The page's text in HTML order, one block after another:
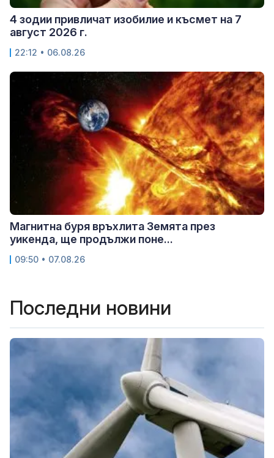
4 зодии привличат изобилие и късмет на 7
август 2026 г.
22:12 • 06.08.26
Магнитна буря връхлита Земята през
уикенда, ще продължи поне...
09:50 • 07.08.26
Последни новини